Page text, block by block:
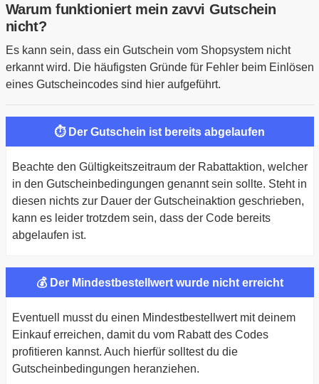
Warum funktioniert mein zavvi Gutschein
nicht?
Es kann sein, dass ein Gutschein vom Shopsystem nicht
erkannt wird. Die häufigsten Gründe für Fehler beim Einlösen
eines Gutscheincodes sind hier aufgeführt.
⏱ Der Gutschein ist bereits abgelaufen
Beachte den Gültigkeitszeitraum der Rabattaktion, welcher
in den Gutscheinbedingungen genannt sein sollte. Steht in
diesen nichts zur Dauer der Gutscheinaktion geschrieben,
kann es leider trotzdem sein, dass der Code bereits
abgelaufen ist.
💰 Der Mindestbestellwert wurde nicht erreicht
Eventuell musst du einen Mindestbestellwert mit deinem
Einkauf erreichen, damit du vom Rabatt des Codes
profitieren kannst. Auch hierfür solltest du die
Gutscheinbedingungen heranziehen.